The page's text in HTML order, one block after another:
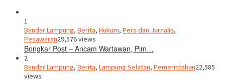
1
Bandar Lampung, Berita, Hukum, Pers dan Jurnalis,
Pesawaran29,576 views
Bongkar Post – Ancam Wartawan, Pim…
2
Bandar Lampung, Berita, Lampung Selatan, Pemerintahan22,585
views